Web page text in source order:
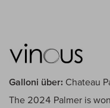
Galloni über: Chateau
The 2024 Palmer is